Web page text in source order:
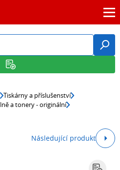
Tiskárny a příslušenství
a tonery - originální
Následující produkt